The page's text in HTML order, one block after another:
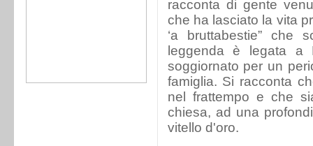
racconta di gente
che ha lasciato la vita
‘a bruttabestie” che
leggenda è legata a
soggiornato per un
famiglia. Si racconta
nel frattempo e che
chiesa, ad una
vitello d'oro.